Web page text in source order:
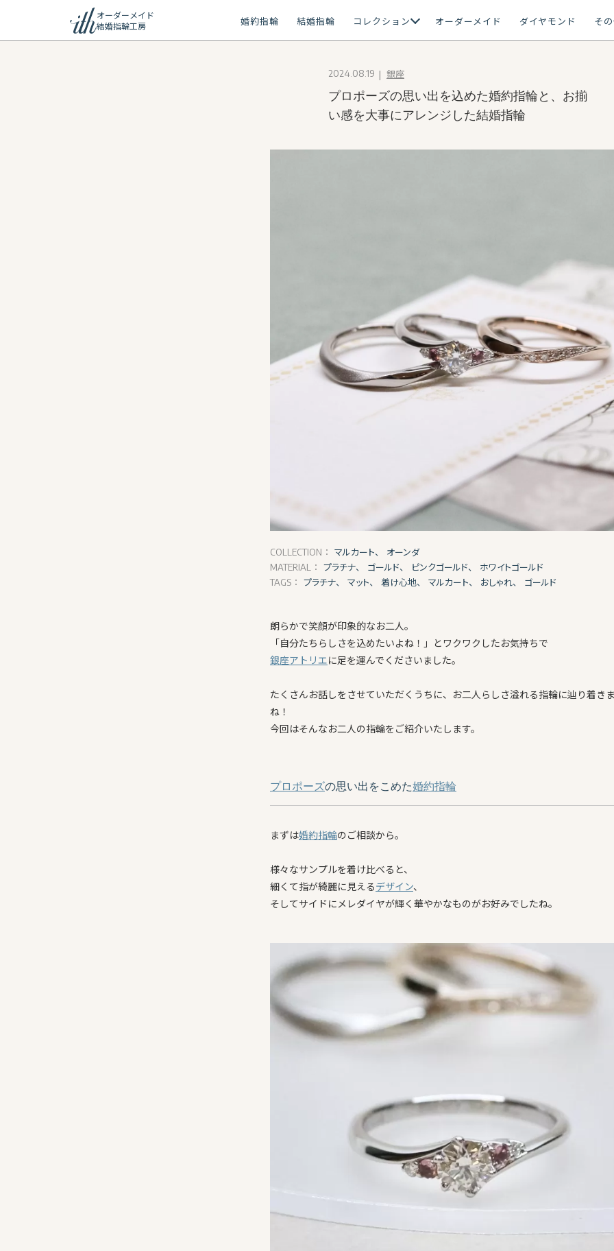
オーダーメイド
結婚指輪工房
婚約指輪 結婚指輪 コレクション オーダーメイド ダイヤモンド そ
2024.08.19 銀座
プロポーズの思い出を込めた婚約指輪と、お揃
い感を大事にアレンジした結婚指輪
COLLECTION： マルカート、 オーンダ
MATERIAL： プラチナ、 ゴールド、 ピンクゴールド、 ホワイトゴールド
TAGS： プラチナ、 マット、 着け心地、 マルカート、 おしゃれ、 ゴールド
朗らかで笑顔が印象的なお二人。
「自分たちらしさを込めたいよね！」とワクワクしたお気持ちで
銀座アトリエに足を運んでくださいました。
たくさんお話しをさせていただくうちに、お二人らしさ溢れる指輪に辿り着き
ね！
今回はそんなお二人の指輪をご紹介いたします。
プロポーズの思い出をこめた婚約指輪
まずは婚約指輪のご相談から。
様々なサンプルを着け比べると、
細くて指が綺麗に見えるデザイン、
そしてサイドにメレダイヤが輝く華やかなものがお好みでしたね。